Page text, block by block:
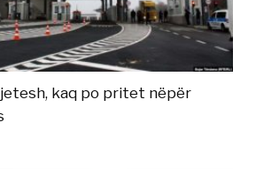
kaq po pritet nëpër